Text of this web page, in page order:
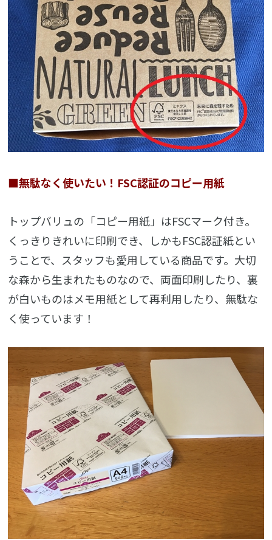
■無駄なく使いたい！FSC認証のコピー用紙
トップバリュの「コピー用紙」はFSCマーク付き。
くっきりきれいに印刷でき、しかもFSC認証紙とい
うことで、スタッフも愛用している商品です。大切
な森から生まれたものなので、両面印刷したり、裏
が白いものはメモ用紙として再利用したり、無駄な
く使っています！